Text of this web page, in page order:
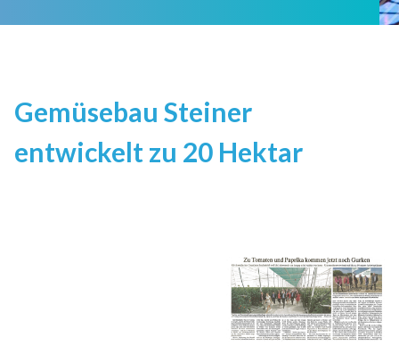
Gemüsebau Steiner
entwickelt zu 20 Hektar